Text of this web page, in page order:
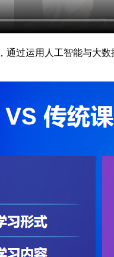
通过运用人工智能与大